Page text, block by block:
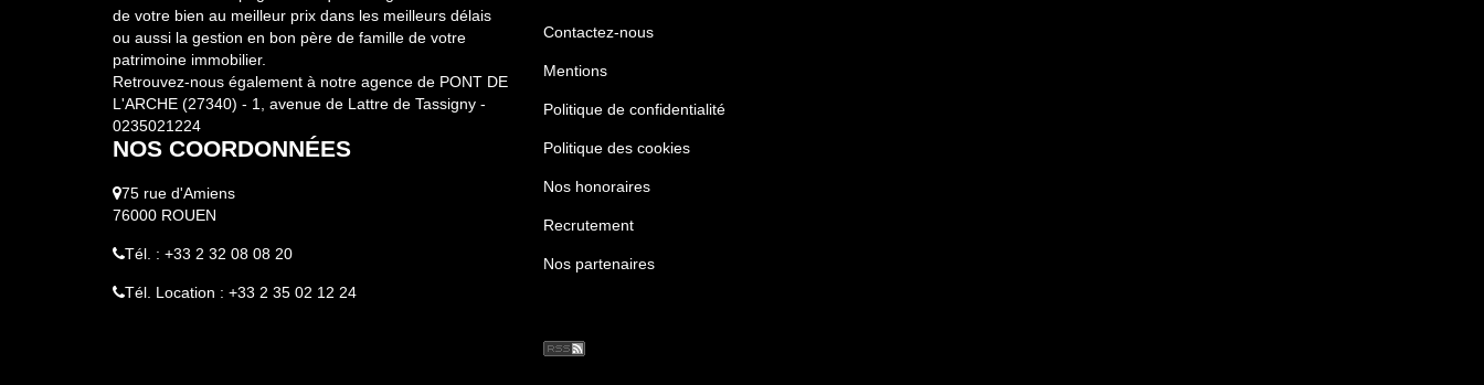
de votre bien au meilleur prix dans les meilleurs délais
ou aussi la gestion en bon père de famille de votre
patrimoine immobilier.
Retrouvez-nous également à notre agence de PONT DE
L'ARCHE (27340) - 1, avenue de Lattre de Tassigny -
0235021224
NOS COORDONNÉES
75 rue d'Amiens
76000 ROUEN
Tél. : +33 2 32 08 08 20
Tél. Location : +33 2 35 02 12 24
Contactez-nous
Mentions
Politique de confidentialité
Politique des cookies
Nos honoraires
Recrutement
Nos partenaires